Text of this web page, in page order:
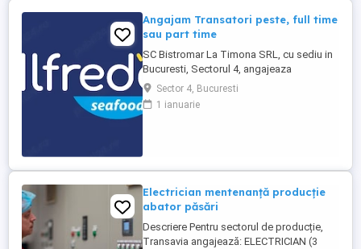
Angajam Transatori peste, full time
sau part time
SC Bistromar La Timona SRL, cu sediu in
Bucuresti, Sectorul 4, angajeaza
Transatori peste cu experienta de cel
putin un an. Angajam persoane cu norma
intreaga, dar si part time: 4 sau 2 ore zi.
Sector 4, Bucuresti
1 ianuarie
Electrician mentenanță producție
abator păsări
Descriere Pentru sectorul de producție,
Transavia angajează: ELECTRICIAN (3